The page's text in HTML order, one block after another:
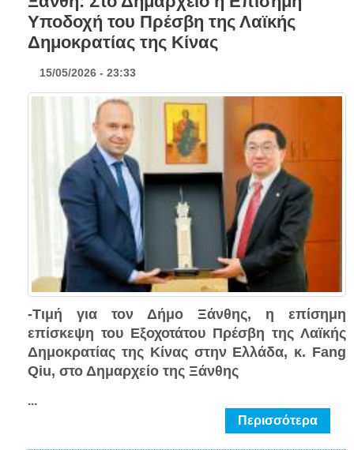
Υποδοχή του Πρέσβη της Λαϊκής
Δημοκρατίας της Κίνας
15/05/2026 - 23:33
-Τιμή για τον Δήμο Ξάνθης, η επίσημη
επίσκεψη του Εξοχοτάτου Πρέσβη της Λαϊκής
Δημοκρατίας της Κίνας στην Ελλάδα, κ. Fang
Qiu, στο Δημαρχείο της Ξάνθης
...
Περισσότερα